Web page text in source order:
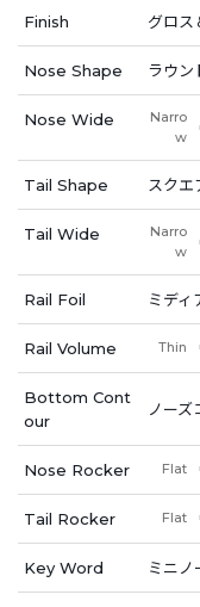
Finish グロス
Nose Shape ラウン
Nose Wide
Narro
w
Tail Shape スクエ
Tail Wide
Narro
w
Rail Foil ミディ
Rail Volume Thin
Bottom Cont
our
ノー
Nose Rocker Flat
Tail Rocker Flat
Key Word ミニノ